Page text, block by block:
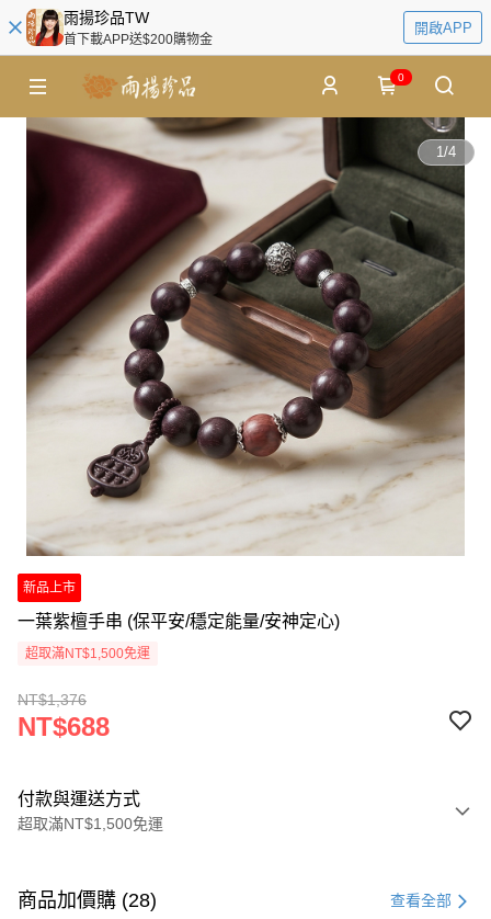
雨揚珍品TW
首下載APP送$200購物金
開啟APP
0
1/4
新品上市
一葉紫檀手串 (保平安/穩定能量/安神定心)
超取滿NT$1,500免運
NT$1,376
NT$688
付款與運送方式
超取滿NT$1,500免運
信用卡一次付款
商品加價購 (28) 查看全部